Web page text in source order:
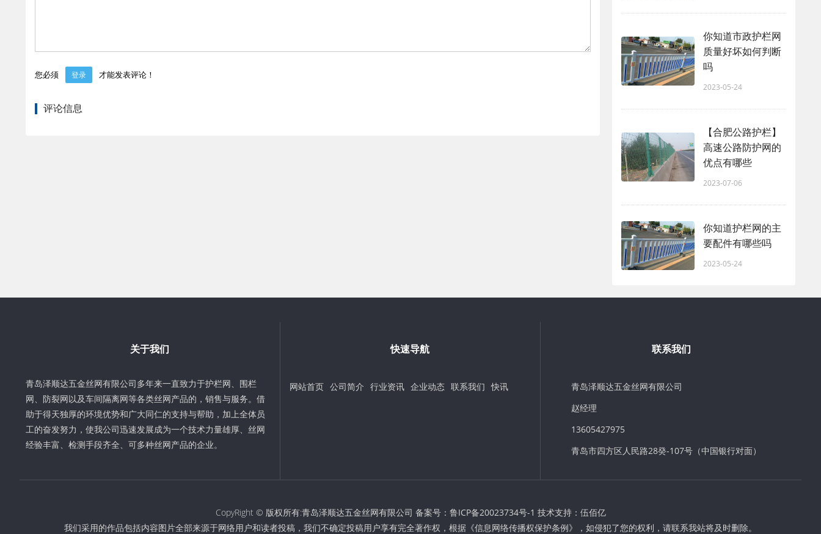
您必须 登录 才能发表评论！
评论信息
你知道市政护栏网
质量好坏如何判断
吗
2023-05-24
【合肥公路护栏】
高速公路防护网的
优点有哪些
2023-07-06
你知道护栏网的主
要配件有哪些吗
2023-05-24
关于我们
青岛泽顺达五金丝网有限公司多年来一直致力于护栏网、围栏
网、防裂网以及车间隔离网等各类丝网产品的，销售与服务。借
助于得天独厚的环境优势和广大同仁的支持与帮助，加上全体员
工的奋发努力，使我公司迅速发展成为一个技术力量雄厚、丝网
经验丰富、检测手段齐全、可多种丝网产品的企业。
快速导航
网站首页 公司简介 行业资讯 企业动态 联系我们 快讯
联系我们
青岛泽顺达五金丝网有限公司
赵经理
13605427975
青岛市四方区人民路28癸-107号（中国银行对面）
CopyRight © 版权所有:青岛泽顺达五金丝网有限公司 备案号： 鲁ICP备20023734号-1 技术支持： 伍佰亿
我们采用的作品包括内容图片全部来源于网络用户和读者投稿，我们不确定投稿用户享有完全著作权，根据《信息网络传播权保护条例》，如侵犯了您的权利，请联系我站将及时删除。